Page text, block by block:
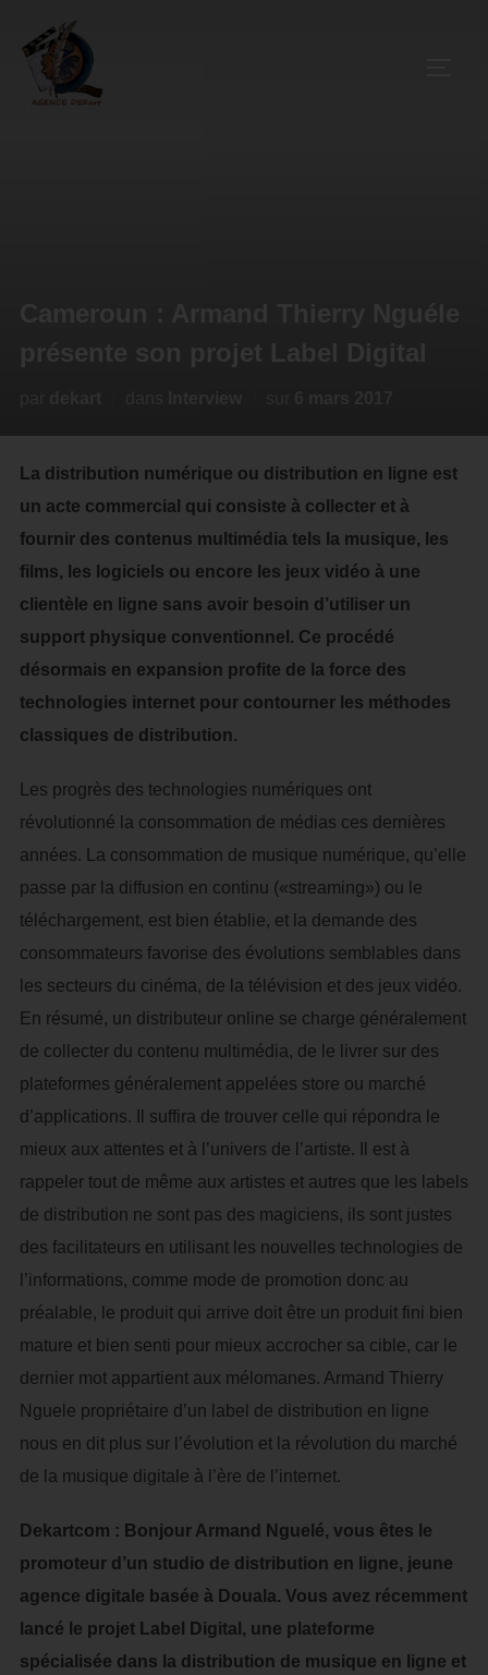
La distribution numérique ou distribution en ligne est
un acte commercial qui consiste à collecter et à
fournir des contenus multimédia tels la musique, les
films, les logiciels ou encore les jeux vidéo à une
clientèle en ligne sans avoir besoin d’utiliser un
support physique conventionnel. Ce procédé
désormais en expansion profite de la force des
technologies internet pour contourner les méthodes
classiques de distribution.
Les progrès des technologies numériques ont
révolutionné la consommation de médias ces dernières
années. La consommation de musique numérique, qu’elle
passe par la diffusion en continu («streaming») ou le
téléchargement, est bien établie, et la demande des
consommateurs favorise des évolutions semblables dans
les secteurs du cinéma, de la télévision et des jeux vidéo.
En résumé, un distributeur online se charge généralement
de collecter du contenu multimédia, de le livrer sur des
plateformes généralement appelées store ou marché
d’applications. Il suffira de trouver celle qui répondra le
mieux aux attentes et à l’univers de l’artiste. Il est à
rappeler tout de même aux artistes et autres que les labels
de distribution ne sont pas des magiciens, ils sont justes
des facilitateurs en utilisant les nouvelles technologies de
l’informations, comme mode de promotion donc au
préalable, le produit qui arrive doit être un produit fini bien
mature et bien senti pour mieux accrocher sa cible, car le
dernier mot appartient aux mélomanes. Armand Thierry
Nguele propriétaire d’un label de distribution en ligne
nous en dit plus sur l’évolution et la révolution du marché
de la musique digitale à l’ère de l’internet.
Dekartcom : Bonjour Armand Nguelé, vous êtes le
promoteur d’un studio de distribution en ligne, jeune
agence digitale basée à Douala. Vous avez récemment
lancé le projet Label Digital, une plateforme
spécialisée dans la distribution de musique en ligne et